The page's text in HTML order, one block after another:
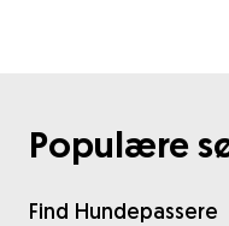
Populære
Find Hundepassere